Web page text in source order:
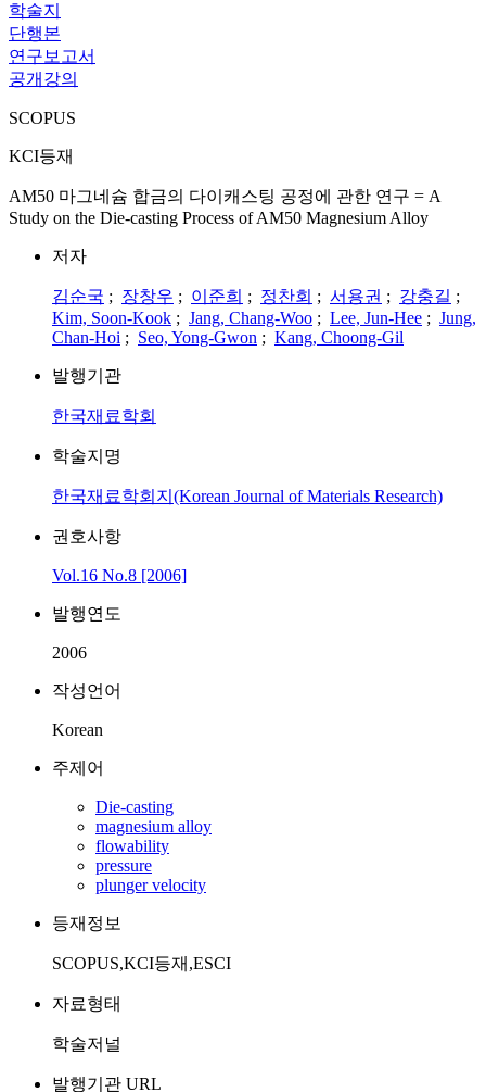
학술지
단행본
연구보고서
공개강의
SCOPUS
KCI등재
AM50 마그네슘 합금의 다이캐스팅 공정에 관한 연구 = A
Study on the Die-casting Process of AM50 Magnesium Alloy
저자
김순국 ; 장창우 ; 이준희 ; 정찬회 ; 서용권 ; 강충길 ;
Kim, Soon-Kook ; Jang, Chang-Woo ; Lee, Jun-Hee ; Jung,
Chan-Hoi ; Seo, Yong-Gwon ; Kang, Choong-Gil
발행기관
한국재료학회
학술지명
한국재료학회지(Korean Journal of Materials Research)
권호사항
Vol.16 No.8 [2006]
발행연도
2006
작성언어
Korean
주제어
Die-casting
magnesium alloy
flowability
pressure
plunger velocity
등재정보
SCOPUS,KCI등재,ESCI
자료형태
학술저널
발행기관 URL